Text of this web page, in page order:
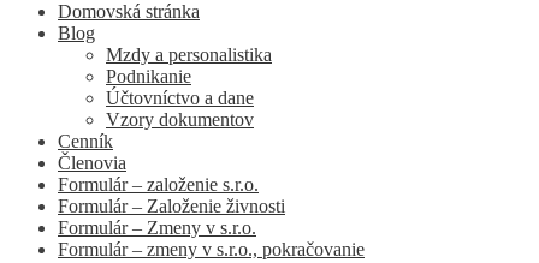
Domovská stránka
Blog
Mzdy a personalistika
Podnikanie
Účtovníctvo a dane
Vzory dokumentov
Cenník
Členovia
Formulár – založenie s.r.o.
Formulár – Založenie živnosti
Formulár – Zmeny v s.r.o.
Formulár – zmeny v s.r.o., pokračovanie